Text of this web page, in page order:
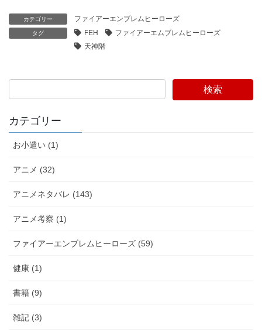
カテゴリー ファイアーエンブレムヒーローズ
タグ FEH
ファイアーエムブレムヒーローズ
天神階
検索
カテゴリー
お小遣い (1)
アニメ (32)
アニメネタバレ (143)
アニメ考察 (1)
ファイアーエンブレムヒーローズ (59)
健康 (1)
書籍 (9)
雑記 (3)